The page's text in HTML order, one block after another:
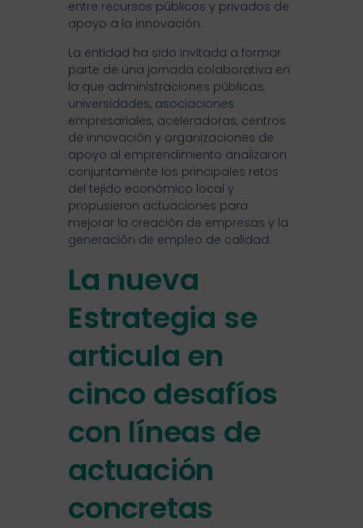
entre recursos públicos y privados de
apoyo a la innovación.
La entidad ha sido invitada a formar
parte de una jornada colaborativa en
la que administraciones públicas,
universidades, asociaciones
empresariales, aceleradoras, centros
de innovación y organizaciones de
apoyo al emprendimiento analizaron
conjuntamente los principales retos
del tejido económico local y
propusieron actuaciones para
mejorar la creación de empresas y la
generación de empleo de calidad.
La nueva
Estrategia se
articula en
cinco desafíos
con líneas de
actuación
concretas